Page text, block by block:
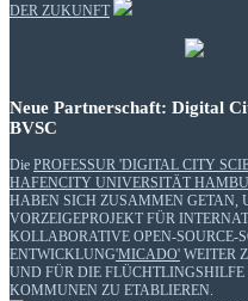
DER ZUKUNFT
Neue Partnerschaft: Digital
BVSC
Die PROFESSUR 'DIGITAL CITY
HAFENCITY UNIVERSITÄT
HABEN SICH ZUSAMMEN GETAN,
VORZEIGEPROJEKT FÜR
KOLLABORATIVE OPEN-SOURCE-
ENTWICKLUNG'MICADO' WEITER
UND FÜR DIE FLÜCHTLINGSHILFE
KOMMUNEN ZU ETABLIEREN.